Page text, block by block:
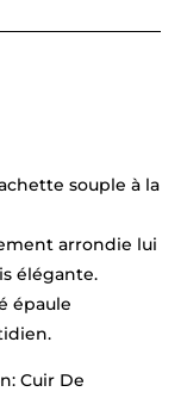
souple à la
arrondie lui
élégante.
épaule
Cuir De